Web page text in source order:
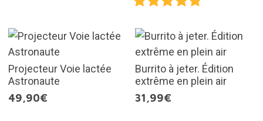
Projecteur Voie lactée
Astronaute
49,90€
Burrito à jeter. Édition
extrême en plein air
31,99€